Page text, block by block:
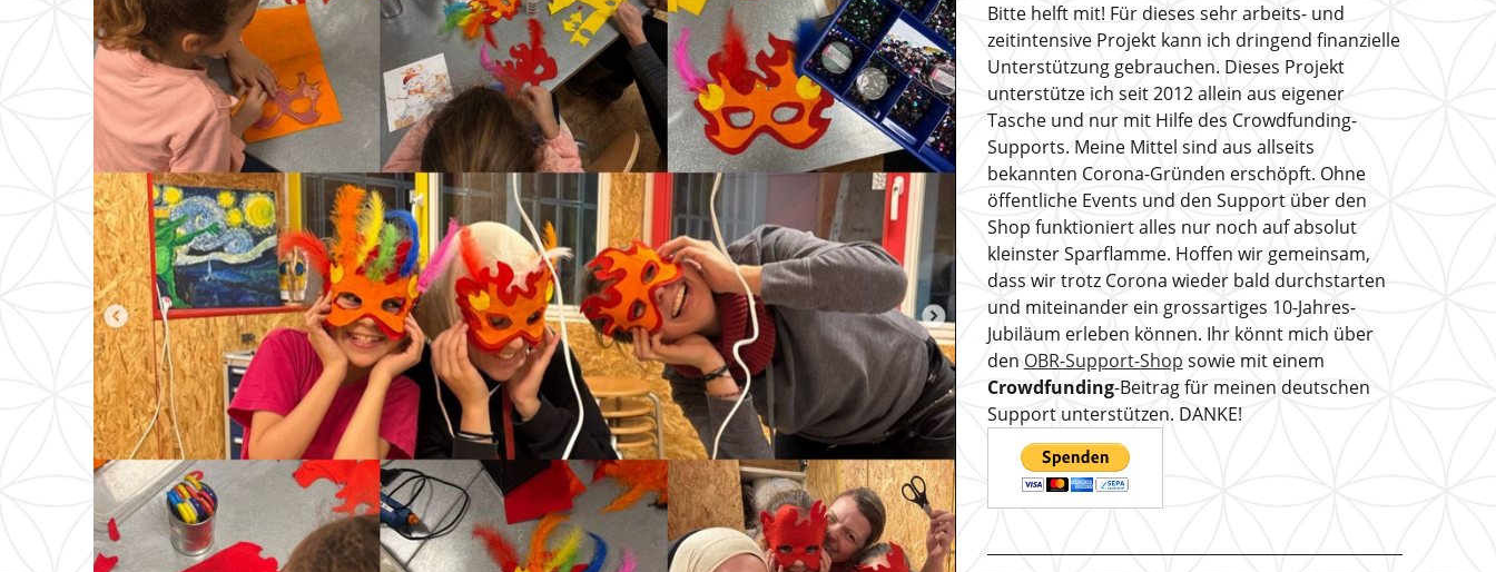
Bitte helft mit! Für dieses sehr arbeits- und
zeitintensive Projekt kann ich dringend finanzielle
Unterstützung gebrauchen. Dieses Projekt
unterstütze ich seit 2012 allein aus eigener
Tasche und nur mit Hilfe des Crowdfunding-
Supports. Meine Mittel sind aus allseits
bekannten Corona-Gründen erschöpft. Ohne
öffentliche Events und den Support über den
Shop funktioniert alles nur noch auf absolut
kleinster Sparflamme. Hoffen wir gemeinsam,
dass wir trotz Corona wieder bald durchstarten
und miteinander ein grossartiges 10-Jahres-
Jubiläum erleben können. Ihr könnt mich über
den OBR-Support-Shop sowie mit einem
Crowdfunding-Beitrag für meinen deutschen
Support unterstützen. DANKE!